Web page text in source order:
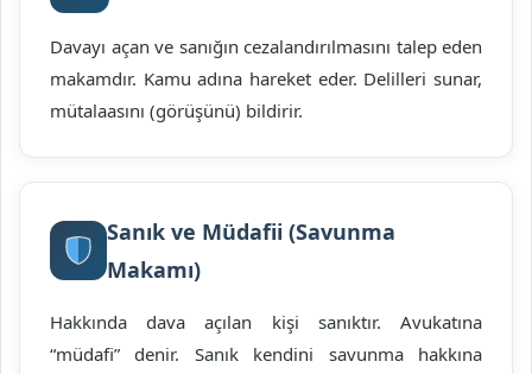
Davayı açan ve sanığın cezalandırılmasını talep eden
makamdır. Kamu adına hareket eder. Delilleri sunar,
mütalaasını (görüşünü) bildirir.
Sanık ve Müdafii (Savunma
Makamı)
Hakkında dava açılan kişi sanıktır. Avukatına
“müdafi” denir. Sanık kendini savunma hakkına